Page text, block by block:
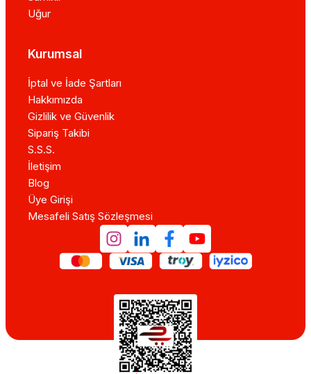
Uğur
Kurumsal
İptal ve İade Şartları
Hakkımızda
Gizlilik ve Güvenlik
Sipariş Takibi
S.S.S.
İletişim
Blog
Üye Girişi
Mesafeli Satış Sözleşmesi